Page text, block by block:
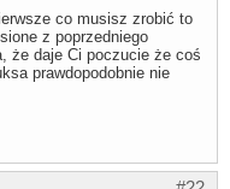
co musisz zrobić to
z poprzedniego
że daje Ci poczucie że coś
prawdopodobnie nie